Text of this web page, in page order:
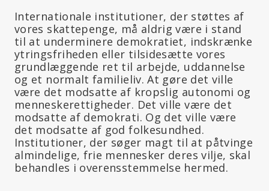
Internationale institutioner, der støttes af
vores skattepenge, må aldrig være i stand
til at underminere demokratiet, indskrænke
ytringsfriheden eller tilsidesætte vores
grundlæggende ret til arbejde, uddannelse
og et normalt familieliv. At gøre det ville
være det modsatte af kropslig autonomi og
menneskerettigheder. Det ville være det
modsatte af demokrati. Og det ville være
det modsatte af god folkesundhed.
Institutioner, der søger magt til at påtvinge
almindelige, frie mennesker deres vilje, skal
behandles i overensstemmelse hermed.